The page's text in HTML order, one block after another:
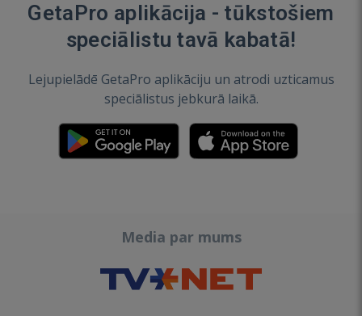
GetaPro aplikācija - tūkstošiem
speciālistu tavā kabatā!
Lejupielādē GetaPro aplikāciju un atrodi uzticamus
speciālistus jebkurā laikā.
Media par mums